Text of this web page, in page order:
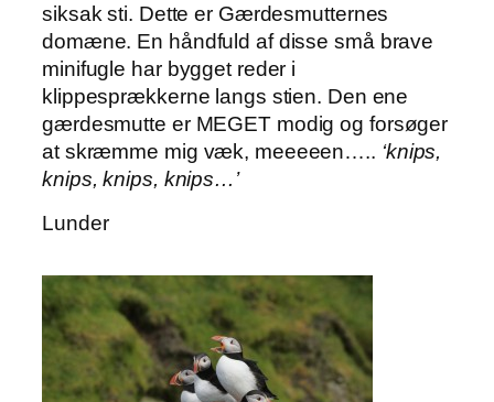
siksak sti. Dette er Gærdesmutternes
domæne. En håndfuld af disse små brave
minifugle har bygget reder i
klippesprækkerne langs stien. Den ene
gærdesmutte er MEGET modig og forsøger
at skræmme mig væk, meeeeen….. ‘knips,
knips, knips, knips…’
Lunder